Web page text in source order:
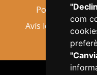
com
Política de
Avís legal